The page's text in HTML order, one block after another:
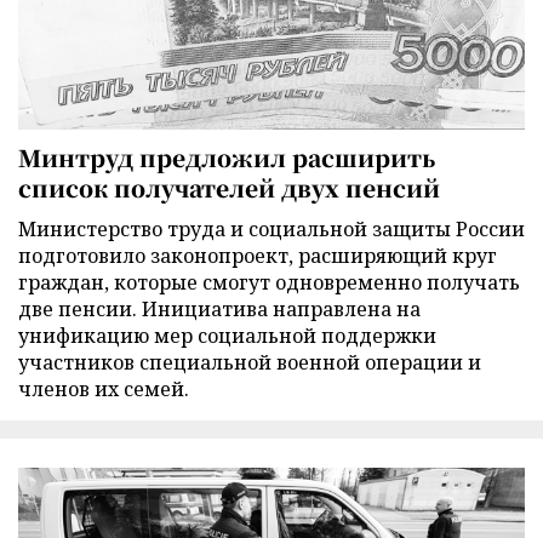
Минтруд предложил расширить
список получателей двух пенсий
Министерство труда и социальной защиты России
подготовило законопроект, расширяющий круг
граждан, которые смогут одновременно получать
две пенсии. Инициатива направлена на
унификацию мер социальной поддержки
участников специальной военной операции и
членов их семей.